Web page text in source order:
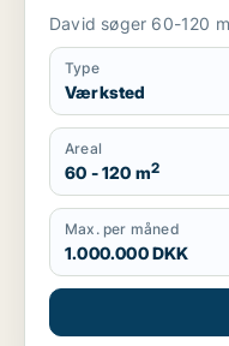
David søger 60-120
Type
Værksted
Areal
60 - 120 m2
Max. per måned
1.000.000 DKK